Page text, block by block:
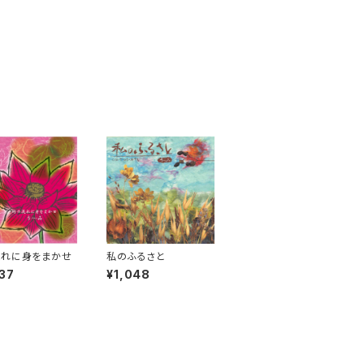
に身をまかせ 私のふるさと
¥1,048